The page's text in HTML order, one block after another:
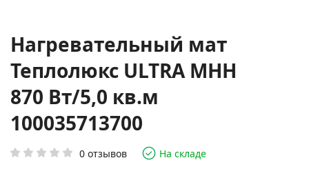
Нагревательный мат
Теплолюкс ULTRA МНН
870 Вт/5,0 кв.м
100035713700
0 отзывов На складе